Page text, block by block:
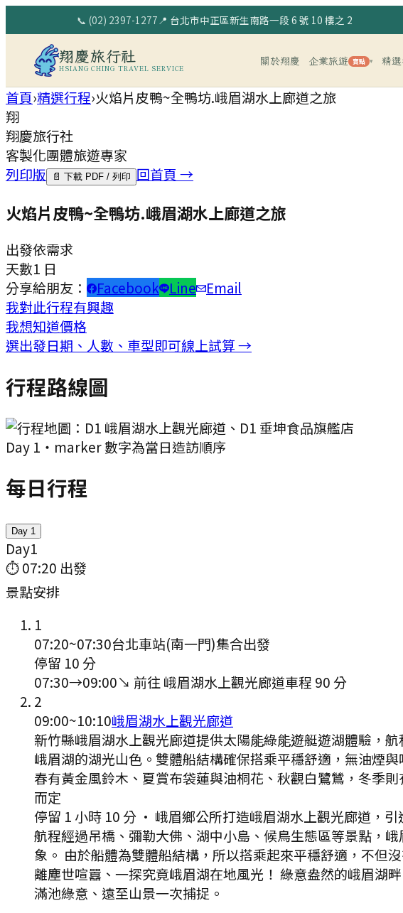
📞 (02) 2397-1277📍 台北市中正區新生南路一段 6 號 10 樓之 2
翔慶旅行社
HSIANG CHING TRAVEL SERVICE
關於翔慶 企業旅遊 賣點 ▾ 精
首頁›精選行程›火焰片皮鴨~全鴨坊.峨眉湖水上廊道之旅
翔
翔慶旅行社
客製化團體旅遊專家
列印版
📄 下載 PDF / 列印 回首頁 →
火焰片皮鴨~全鴨坊.峨眉湖水上廊道之旅
出發依需求
天數1 日
分享給朋友：
Facebook Line
Email
我對此行程有興趣
我想知道價格
選出發日期、人數、車型即可線上試算 →
行程路線圖
Day 1 ・marker 數字為當日造訪順序
每日行程
Day 1
Day1
⏱07:20 出發
景點安排
1
07:20~07:30台北車站(南一門)集合出發
停留 10 分
07:30→09:00↘ 前往 峨眉湖水上觀光廊道車程 90 分
2
09:00~10:10峨眉湖水上觀光廊道
新竹縣峨眉湖水上觀光廊道提供太陽能綠能遊艇遊湖體驗，
峨眉湖的湖光山色。雙體船結構確保搭乘平穩舒適，無油煙
春有黃金風鈴木、夏賞布袋蓮與油桐花、秋觀白鷺鷥，冬季
而定
停留 1 小時 10 分 · 峨眉鄉公所打造峨眉湖水上觀光廊道，
航程經過吊橋、彌勒大佛、湖中小島、候鳥生態區等景點，
象。 由於船體為雙體船結構，所以搭乘起來平穩舒適，不但
離塵世喧囂、一探究竟峨眉湖在地風光！ 綠意盎然的峨眉湖
滿池綠意、遠至山景一次捕捉。